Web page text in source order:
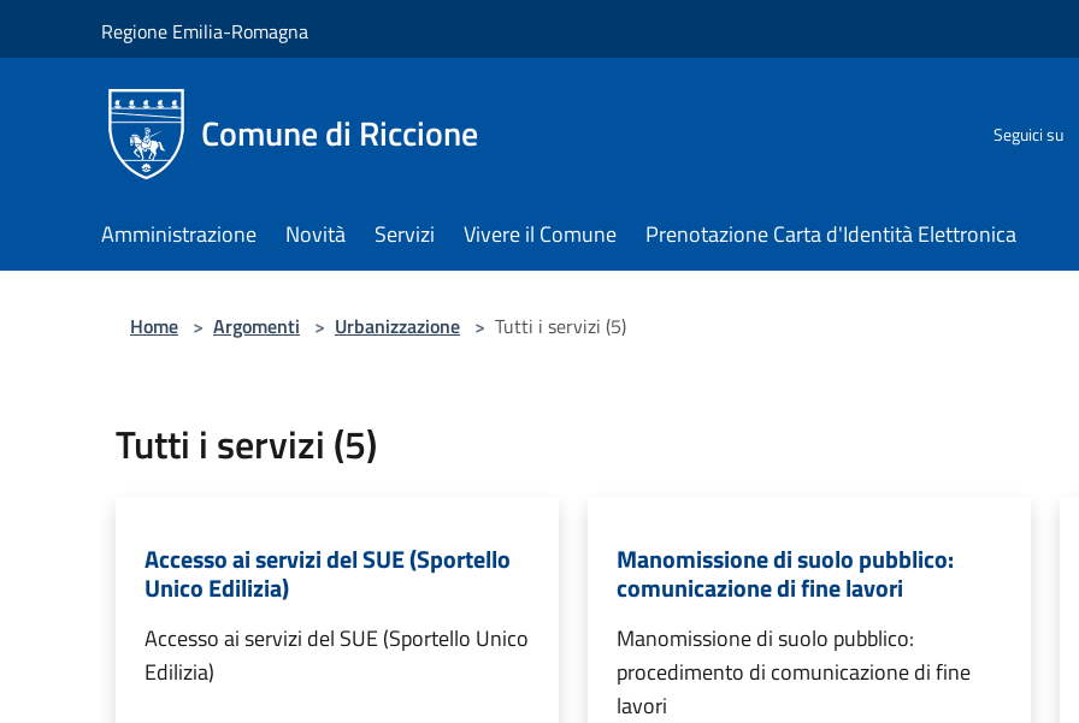
Regione Emilia-Romagna
Comune di Riccione Seguici su
Amministrazione Novità Servizi Vivere il Comune Prenotazione Carta d'Identità Elettronica
Home > Argomenti > Urbanizzazione > Tutti i servizi (5)
Tutti i servizi (5)
Accesso ai servizi del SUE (Sportello
Unico Edilizia)
Accesso ai servizi del SUE (Sportello Unico
Edilizia)
Manomissione di suolo pubblico:
comunicazione di fine lavori
Manomissione di suolo pubblico:
procedimento di comunicazione di fine
lavori